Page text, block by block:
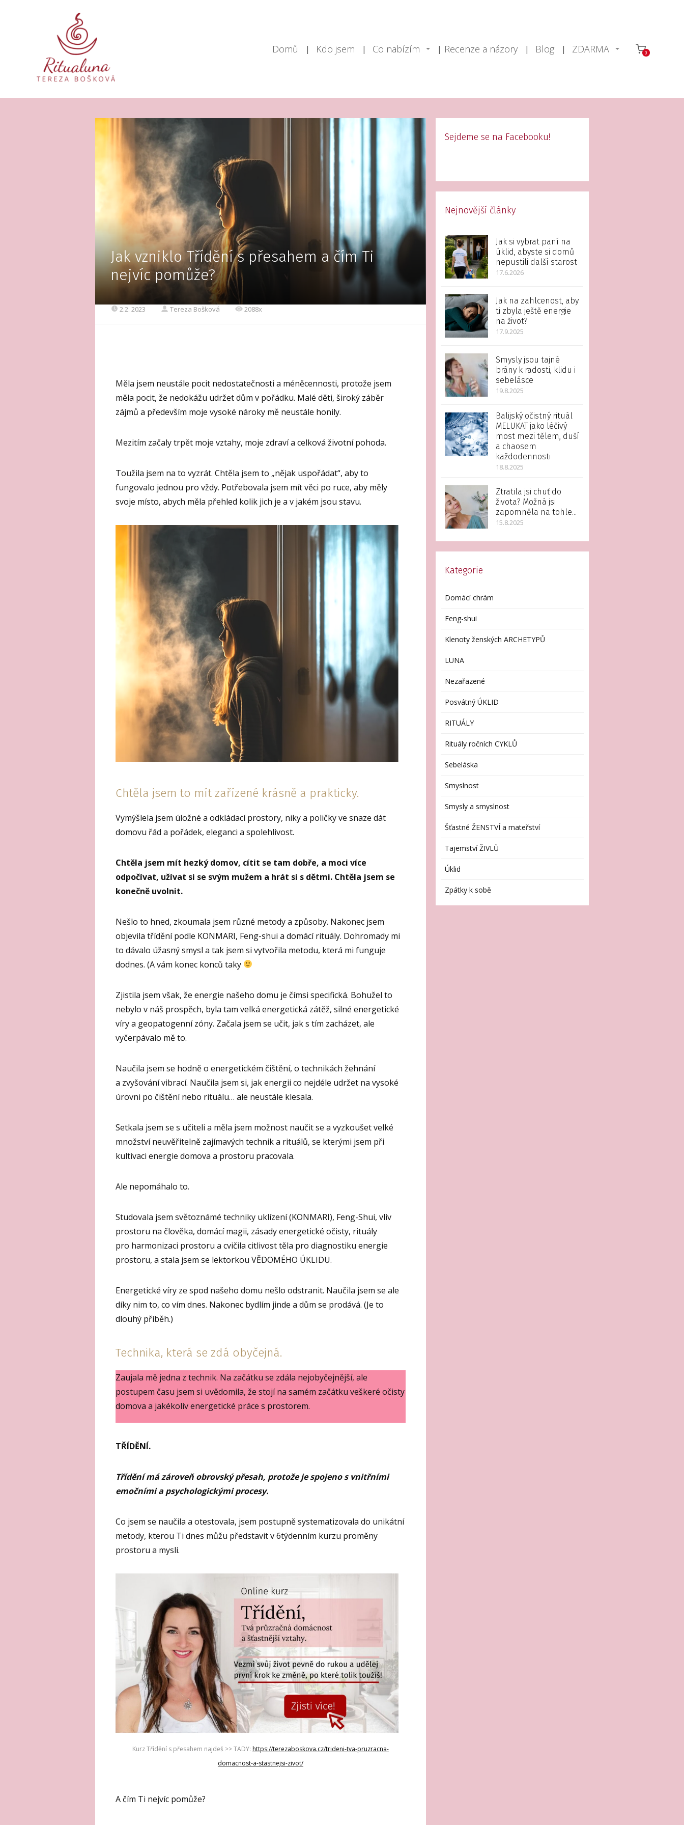
Domů Kdo jsem Co nabízím Recenze a názory Blog ZDARMA 0
Jak vzniklo Třídění s přesahem a čím Ti
nejvíc pomůže?
2.2. 2023 Tereza Bošková 2088x
Měla jsem neustále pocit nedostatečnosti a méněcennosti, protože jsem
měla pocit, že nedokážu udržet dům v pořádku. Malé děti, široký záběr
zájmů a především moje vysoké nároky mě neustále honily.
Mezitím začaly trpět moje vztahy, moje zdraví a celková životní pohoda.
Toužila jsem na to vyzrát. Chtěla jsem to „nějak uspořádat“, aby to
fungovalo jednou pro vždy. Potřebovala jsem mít věci po ruce, aby měly
svoje místo, abych měla přehled kolik jich je a v jakém jsou stavu.
Chtěla jsem to mít zařízené krásně a prakticky.
Vymýšlela jsem úložné a odkládací prostory, niky a poličky ve snaze dát
domovu řád a pořádek, eleganci a spolehlivost.
Chtěla jsem mít hezký domov, cítit se tam dobře, a moci více
odpočívat, užívat si se svým mužem a hrát si s dětmi. Chtěla jsem se
konečně uvolnit.
Nešlo to hned, zkoumala jsem různé metody a způsoby. Nakonec jsem
objevila třídění podle KONMARI, Feng-shui a domácí rituály. Dohromady mi
to dávalo úžasný smysl a tak jsem si vytvořila metodu, která mi funguje
dodnes. (A vám konec konců taky
Zjistila jsem však, že energie našeho domu je čímsi specifická. Bohužel to
nebylo v náš prospěch, byla tam velká energetická zátěž, silné energetické
víry a geopatogenní zóny. Začala jsem se učit, jak s tím zacházet, ale
vyčerpávalo mě to.
Naučila jsem se hodně o energetickém čištění, o technikách žehnání
a zvyšování vibrací. Naučila jsem si, jak energii co nejdéle udržet na vysoké
úrovni po čištění nebo rituálu… ale neustále klesala.
Setkala jsem se s učiteli a měla jsem možnost naučit se a vyzkoušet velké
množství neuvěřitelně zajímavých technik a rituálů, se kterými jsem při
kultivaci energie domova a prostoru pracovala.
Ale nepomáhalo to.
Studovala jsem světoznámé techniky uklízení (KONMARI), Feng-Shui, vliv
prostoru na člověka, domácí magii, zásady energetické očisty, rituály
pro harmonizaci prostoru a cvičila citlivost těla pro diagnostiku energie
prostoru, a stala jsem se lektorkou VĚDOMÉHO ÚKLIDU.
Energetické víry ze spod našeho domu nešlo odstranit. Naučila jsem se ale
díky nim to, co vím dnes. Nakonec bydlím jinde a dům se prodává. (Je to
dlouhý příběh.)
Technika, která se zdá obyčejná.
Zaujala mě jedna z technik. Na začátku se zdála nejobyčejnější, ale
postupem času jsem si uvědomila, že stojí na samém začátku veškeré očisty
domova a jakékoliv energetické práce s prostorem.
TŘÍDĚNÍ.
Třídění má zároveň obrovský přesah, protože je spojeno s vnitřními
emočními a psychologickými procesy.
Co jsem se naučila a otestovala, jsem postupně systematizovala do unikátní
metody, kterou Ti dnes můžu představit v 6týdenním kurzu proměny
prostoru a mysli.
Kurz Třídění s přesahem najdeš >> TADY: https://terezaboskova.cz/trideni-tva-pruzracna-
domacnost-a-stastnejsi-zivot/
A čím Ti nejvíc pomůže?
Sejdeme se na Facebooku!
Nejnovější články
Jak si vybrat paní na
úklid, abyste si domů
nepustili další starost
17.6.2026
Jak na zahlcenost, aby
ti zbyla ještě energie
na život?
17.9.2025
Smysly jsou tajné
brány k radosti, klidu i
sebelásce
19.8.2025
Balijský očistný rituál
MELUKAT jako léčivý
most mezi tělem, duší
a chaosem
každodennosti
18.8.2025
Ztratila jsi chuť do
života? Možná jsi
zapomněla na tohle...
15.8.2025
Kategorie
Domácí chrám
Feng-shui
Klenoty ženských ARCHETYPŮ
LUNA
Nezařazené
Posvátný ÚKLID
RITUÁLY
Rituály ročních CYKLŮ
Sebeláska
Smyslnost
Smysly a smyslnost
Šťastné ŽENSTVÍ a mateřství
Tajemství ŽIVLŮ
Úklid
Zpátky k sobě